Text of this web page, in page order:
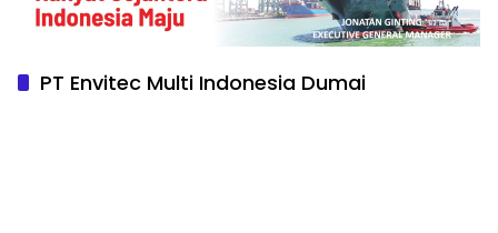
PT Envitec Multi Indonesia Dumai